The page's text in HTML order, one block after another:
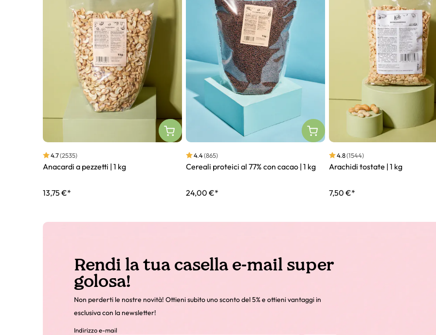
4.7(2535)
Anacardi a pezzetti | 1 kg
13,75 €*
4.4(865)
Cereali proteici al 77% con cacao | 1 kg
24,00 €*
4.8(1544)
Arachidi tostate | 1 kg
7,50 €*
Rendi la tua casella e-mail super
golosa!
Non perderti le nostre novità! Ottieni subito uno sconto del 5% e ottieni vantaggi in
esclusiva con la newsletter!
Indirizzo e-mail